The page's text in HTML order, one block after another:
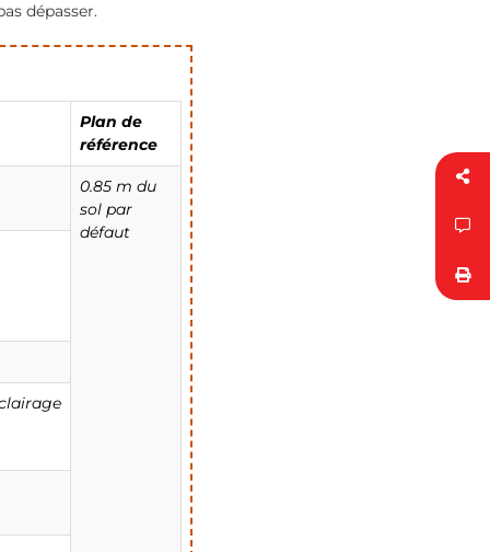
dépasser.
Plan de
référence
0.85 m du
sol par
défaut